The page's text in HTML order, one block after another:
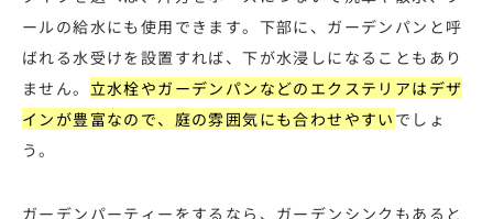
ールの給水にも使用できます。下部に、ガーデンパンと呼
ばれる水受けを設置すれば、下が水浸しになることもあり
ません。 立水栓やガーデンパンなどのエクステリアはデザ
インが豊富なので、庭の雰囲気にも合わせやすい でしょ
う。
ガーデンパーティーをするなら、ガーデンシンクもあると